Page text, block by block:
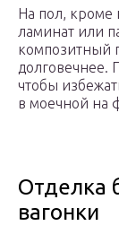
На пол, кроме
ламинат или
композитный
долговечнее.
чтобы
в моечной на
Отделка
вагонки